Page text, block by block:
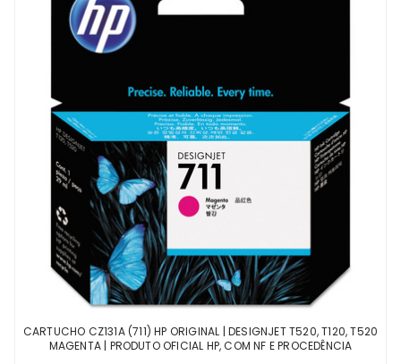
CARTUCHO CZ131A (711) HP ORIGINAL | DESIGNJET T520, T120, T520
MAGENTA | PRODUTO OFICIAL HP, COM NF E PROCEDÊNCIA